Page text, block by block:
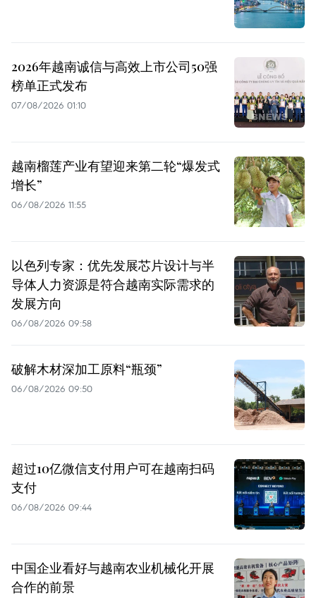
2026年越南诚信与高效上市公司50强
榜单正式发布
07/08/2026 01:10
越南榴莲产业有望迎来第二轮“爆发式
增长”
06/08/2026 11:55
以色列专家：优先发展芯片设计与半
导体人力资源是符合越南实际需求的
发展方向
06/08/2026 09:58
破解木材深加工原料“瓶颈”
06/08/2026 09:50
超过10亿微信支付用户可在越南扫码
支付
06/08/2026 09:44
中国企业看好与越南农业机械化开展
合作的前景